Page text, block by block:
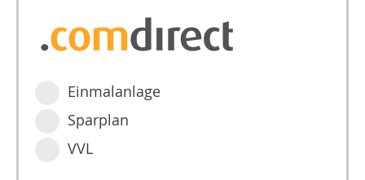
Einmalanlage
Sparplan
VVL